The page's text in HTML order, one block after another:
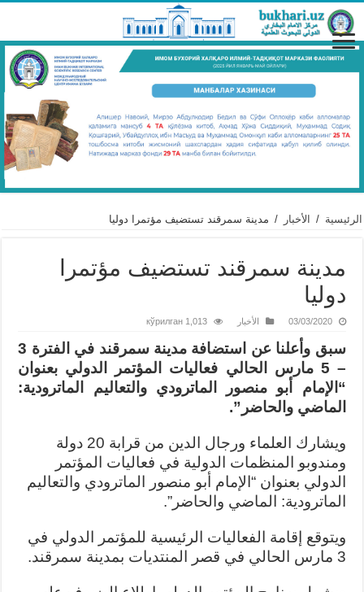
الرئيسية / الأخبار / مدينة سمرقند تستضيف مؤتمرا دوليا
مدينة سمرقند تستضيف مؤتمرا
دوليا
03/03/2020 الأخبار 1,013 кўрилган
سبق
وأعلنا عن استضافة مدينة سمرقند في الفترة 3
– 5 مارس الحالي فعاليات المؤتمر الدولي بعنوان
“الإمام أبو منصور الماترودي والتعاليم الماترودية:
الماضي والحاضر”.
ويشارك العلماء ورجال الدين من قرابة 20 دولة
ومندوبو المنظمات الدولية في فعاليات المؤتمر
الدولي بعنوان “الإمام أبو منصور الماترودي والتعاليم
الماترودية: الماضي والحاضر”.
ويتوقع إقامة الفعاليات الرئيسية للمؤتمر الدولي في
3 مارس الحالي في قصر المنتديات بمدينة سمرقند.